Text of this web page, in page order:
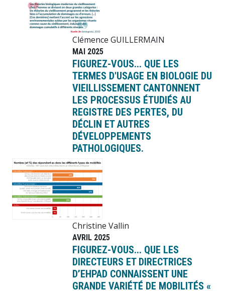
Clémence GUILLERMAIN
MAI 2025
FIGUREZ-VOUS... QUE LES
TERMES D'USAGE EN BIOLOGIE DU
VIEILLISSEMENT CANTONNENT
LES PROCESSUS ÉTUDIÉS AU
REGISTRE DES PERTES, DU
DÉCLIN ET AUTRES
DÉVELOPPEMENTS
PATHOLOGIQUES.
Image
Christine Vallin
AVRIL 2025
FIGUREZ-VOUS... QUE LES
DIRECTEURS ET DIRECTRICES
D’EHPAD CONNAISSENT UNE
GRANDE VARIÉTÉ DE MOBILITÉS «